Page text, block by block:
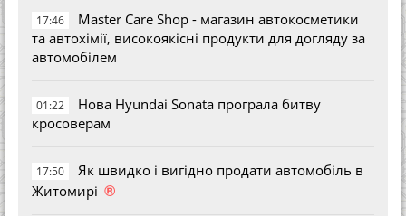
17:46
Master Care Shop - магазин автокосметики
та автохімії, високоякісні продукти для догляду за
автомобілем
01:22
Нова Hyundai Sonata програла битву
кросоверам
17:50
Як швидко і вигідно продати автомобіль в
Житомирі ®